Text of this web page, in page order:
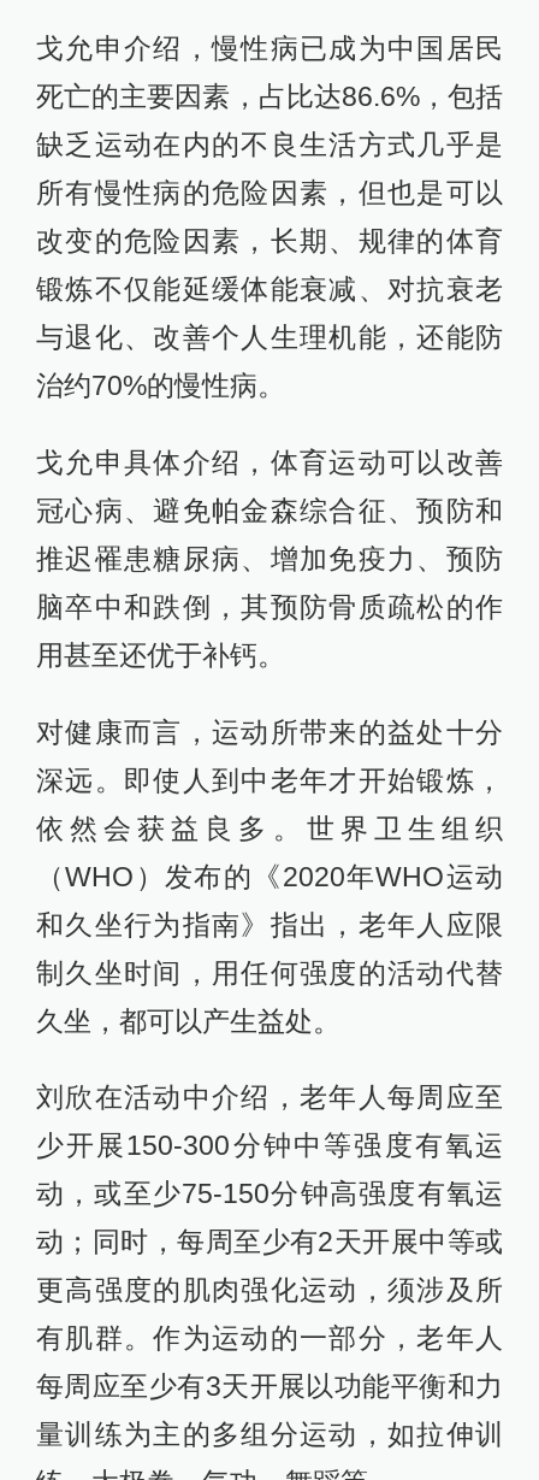
戈允申介绍，慢性病已成为中国居民
死亡的主要因素，占比达86.6%，包括
缺乏运动在内的不良生活方式几乎是
所有慢性病的危险因素，但也是可以
改变的危险因素，长期、规律的体育
锻炼不仅能延缓体能衰减、对抗衰老
与退化、改善个人生理机能，还能防
治约70%的慢性病。
戈允申具体介绍，体育运动可以改善
冠心病、避免帕金森综合征、预防和
推迟罹患糖尿病、增加免疫力、预防
脑卒中和跌倒，其预防骨质疏松的作
用甚至还优于补钙。
对健康而言，运动所带来的益处十分
深远。即使人到中老年才开始锻炼，
依然会获益良多。世界卫生组织
（WHO）发布的《2020年WHO运动
和久坐行为指南》指出，老年人应限
制久坐时间，用任何强度的活动代替
久坐，都可以产生益处。
刘欣在活动中介绍，老年人每周应至
少开展150-300分钟中等强度有氧运
动，或至少75-150分钟高强度有氧运
动；同时，每周至少有2天开展中等或
更高强度的肌肉强化运动，须涉及所
有肌群。作为运动的一部分，老年人
每周应至少有3天开展以功能平衡和力
量训练为主的多组分运动，如拉伸训